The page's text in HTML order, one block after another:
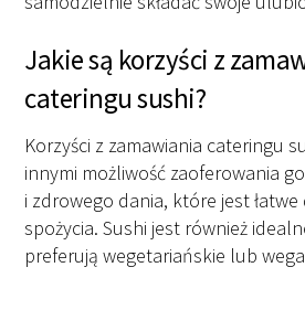
Jakie są korzyści z
cateringu sushi?
Korzyści z zamawiania cateringu
innymi możliwość zaoferowania
i zdrowego dania, które jest
spożycia. Sushi jest również
preferują wegetariańskie lub